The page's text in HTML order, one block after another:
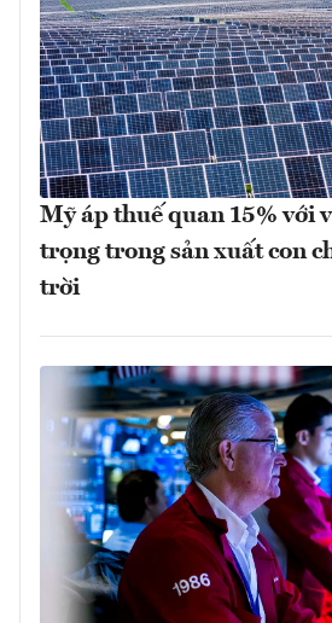
Mỹ áp thuế quan 15% với
trọng trong sản xuất con
trời